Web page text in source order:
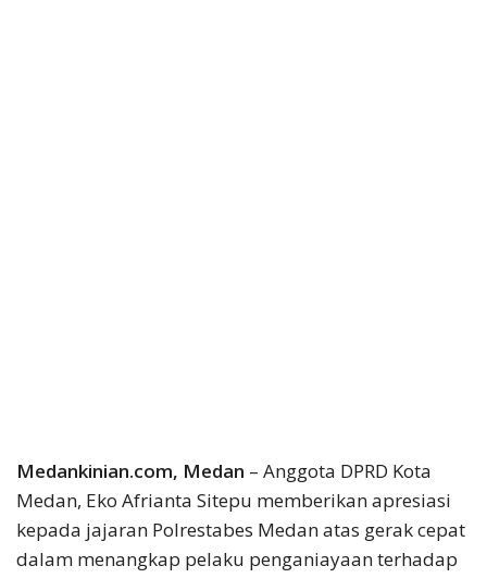
Medankinian.com, Medan – Anggota DPRD Kota
Medan, Eko Afrianta Sitepu memberikan apresiasi
kepada jajaran Polrestabes Medan atas gerak cepat
dalam menangkap pelaku penganiayaan terhadap